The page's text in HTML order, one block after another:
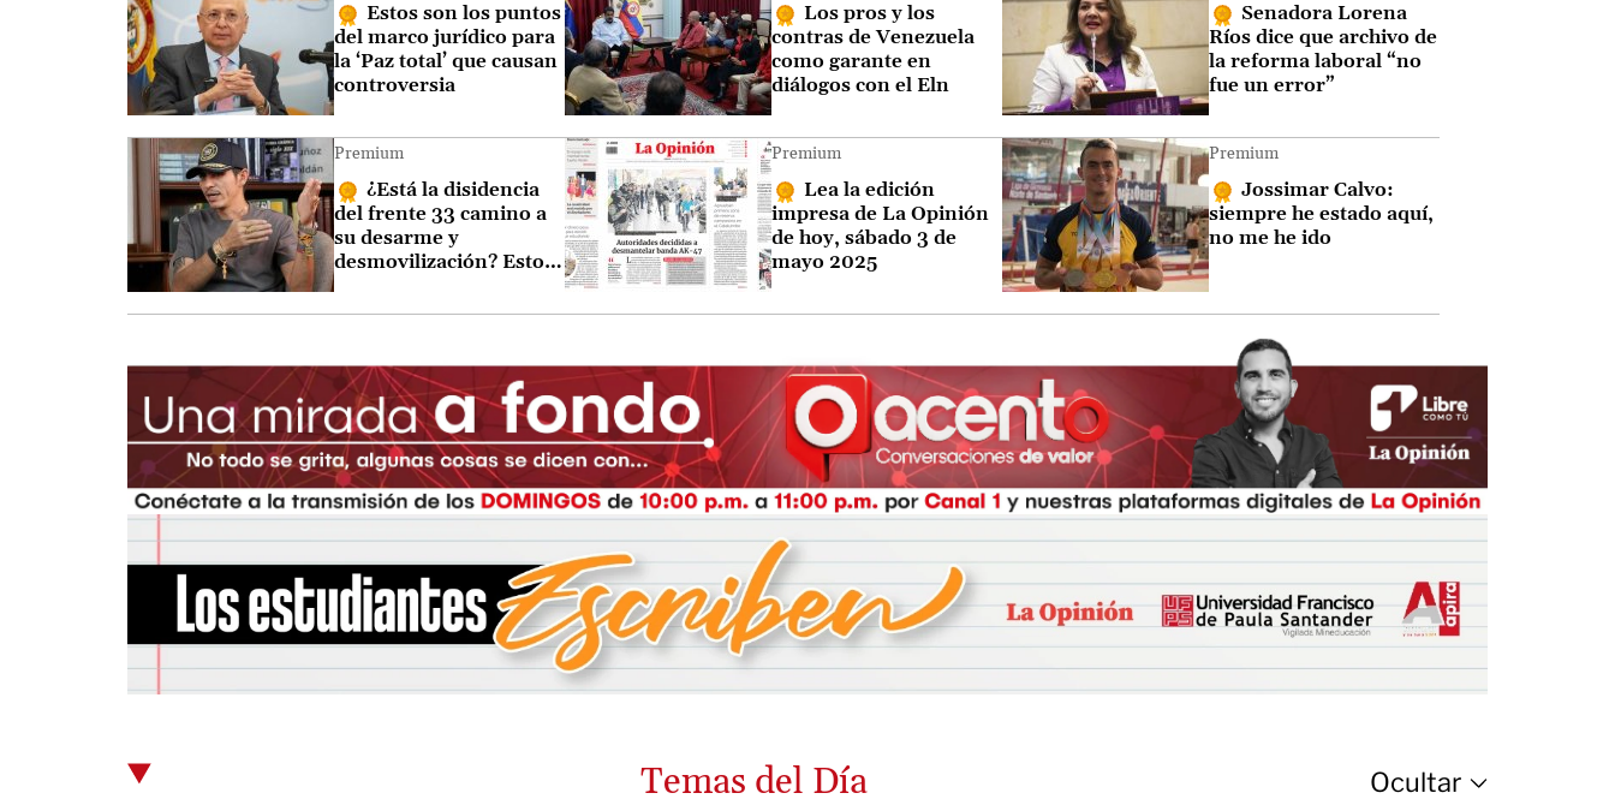
Estos son los puntos
del marco jurídico para
la ‘Paz total’ que causan
controversia
Los pros y los
contras de Venezuela
como garante en
diálogos con el Eln
Senadora Lorena
Ríos dice que archivo de
la reforma laboral “no
fue un error”
Premium
¿Está la disidencia
del frente 33 camino a
su desarme y
desmovilización? Esto
Premium
Lea la edición
impresa de La Opinión
de hoy, sábado 3 de
mayo 2025
Premium
Jossimar Calvo:
siempre he estado aquí,
no me he ido
Temas del Día